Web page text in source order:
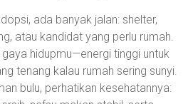
ada banyak jalan: shelter,
atau kandidat yang perlu rumah.
hidupmu—energi tinggi untuk
tenang kalau rumah sering sunyi.
bulu, perhatikan kesehatannya: